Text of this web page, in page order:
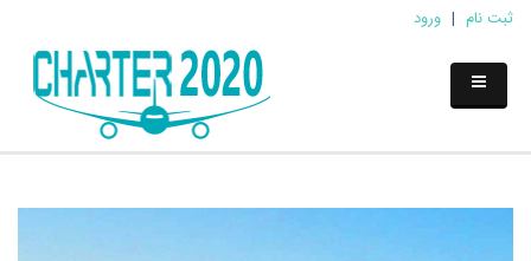
ثبت نام | ورود